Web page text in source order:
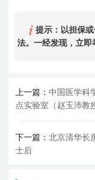
提示：以担保
法。一经发现，立即
上一篇：中国医学科
点实验室（赵玉沛教
下一篇：北京清华长
士后